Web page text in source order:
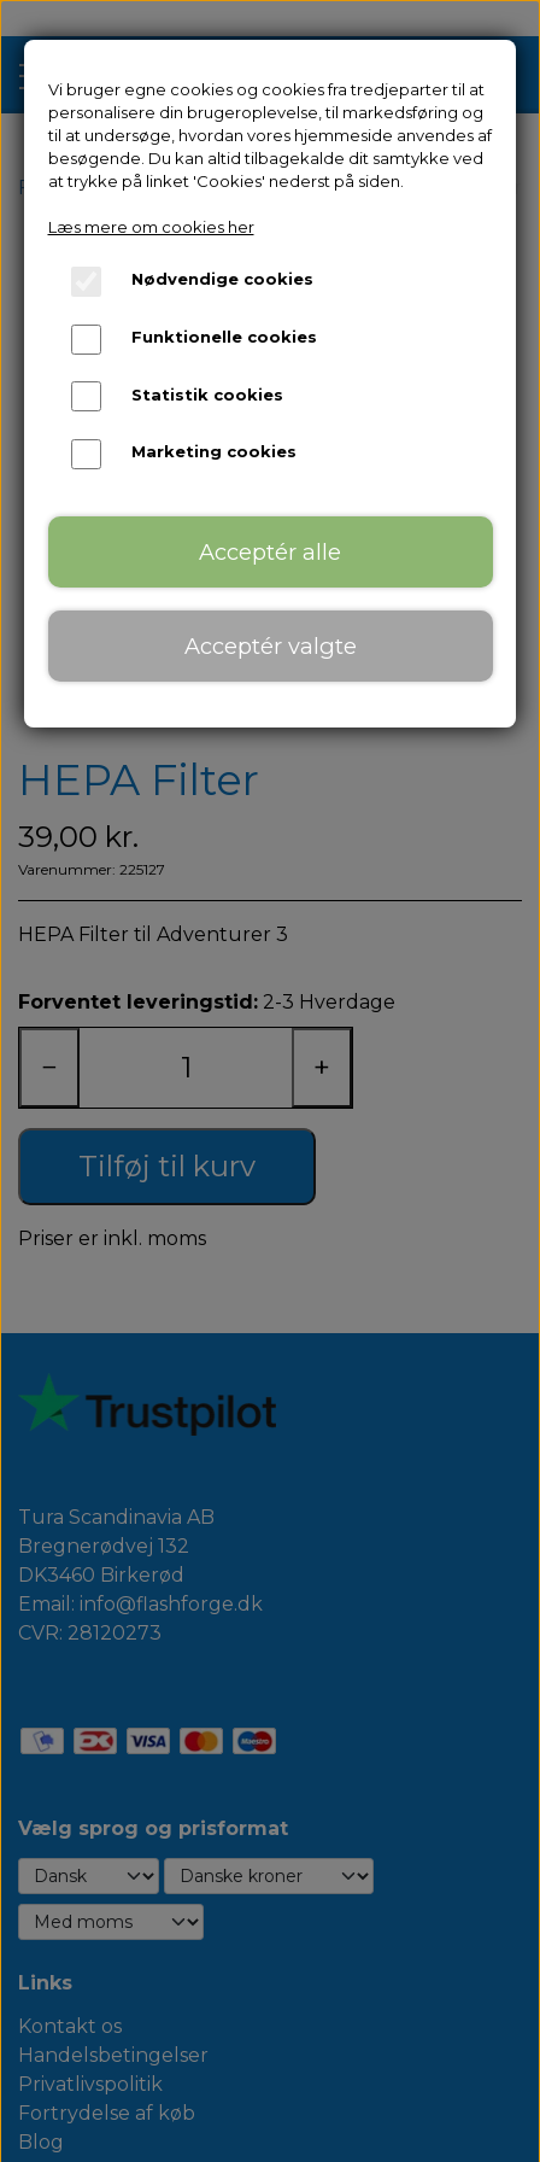
Tilbud
3D Printere
Filament 3D Printere
Industriel 3D Printere
Resin 3D Printere
Brugt/Demo
Om os
Om os
Kontakt
Forside Reservedele til Adventurer 3
HEPA Filter
39,00 kr.
Varenummer: 225127
HEPA Filter til Adventurer 3
Forventet leveringstid: 2-3 Hverdage
− +
Tilføj til kurv
Priser er inkl. moms
Tura Scandinavia AB
Bregnerødvej 132
DK3460 Birkerød
Email: info@flashforge.dk
CVR: 28120273
Vælg sprog og prisformat
Links
Kontakt os
Handelsbetingelser
Privatlivspolitik
Fortrydelse af køb
Blog
Vi bruger egne cookies og cookies fra tredjeparter til at
personalisere din brugeroplevelse, til markedsføring og
til at undersøge, hvordan vores hjemmeside anvendes af
besøgende. Du kan altid tilbagekalde dit samtykke ved
at trykke på linket 'Cookies' nederst på siden.
Læs mere om cookies her
Nødvendige cookies
Funktionelle cookies
Statistik cookies
Marketing cookies
Acceptér alle
Acceptér valgte